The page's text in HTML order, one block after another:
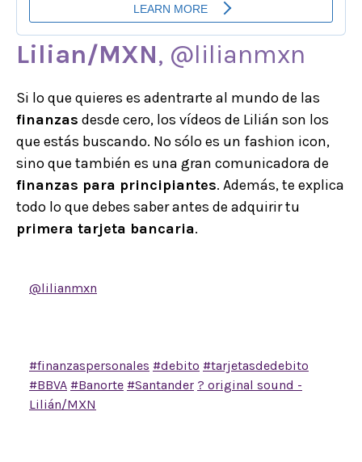
Lilian/MXN, @lilianmxn
Si lo que quieres es adentrarte al mundo de las
finanzas desde cero, los vídeos de Lilián son los
que estás buscando. No sólo es un fashion icon,
sino que también es una gran comunicadora de
finanzas para principiantes. Además, te explica
todo lo que debes saber antes de adquirir tu
primera tarjeta bancaria.
@lilianmxn
#finanzaspersonales #debito #tarjetasdedebito
#BBVA #Banorte #Santander ? original sound -
Lilián/MXN